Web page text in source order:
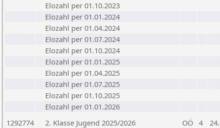
Elozahl per 01.10.2023
Elozahl per 01.01.2024
Elozahl per 01.04.2024
Elozahl per 01.07.2024
Elozahl per 01.10.2024
Elozahl per 01.01.2025
Elozahl per 01.04.2025
Elozahl per 01.07.2025
Elozahl per 01.10.2025
Elozahl per 01.01.2026
1292774
2. Klasse Jugend 2025/2026 OÖ 4